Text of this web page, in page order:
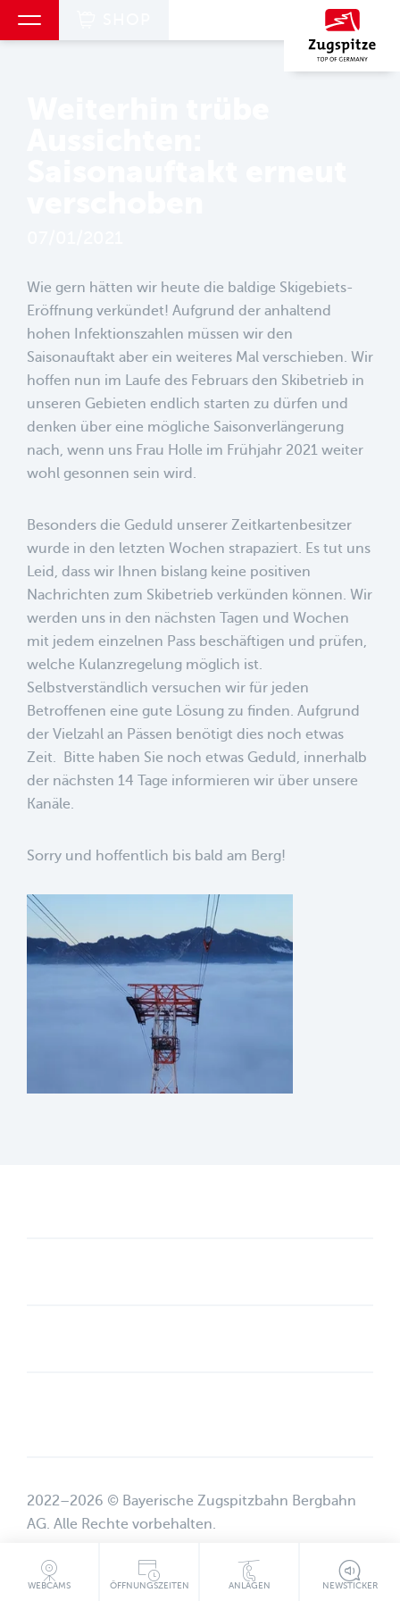
Navigation überspringen
Zum Hauptcontent
Zur Hauptnavigation springen
Weiterhin trübe Aussichten: Saisonauftakt erneut
WEBCAMS ÖFFNUNGSZEITEN ANLAGEN NEWSTICKER
Wie gern hätten wir heute die baldige Skigebiets-
Eröffnung verkündet! Aufgrund der anhaltend
hohen Infektionszahlen müssen wir den
Saisonauftakt aber ein weiteres Mal verschieben. Wir
hoffen nun im Laufe des Februars den Skibetrieb in
unseren Gebieten endlich starten zu dürfen und
denken über eine mögliche Saisonverlängerung
nach, wenn uns Frau Holle im Frühjahr 2021 weiter
wohl gesonnen sein wird.
Besonders die Geduld unserer Zeitkartenbesitzer
wurde in den letzten Wochen strapaziert. Es tut uns
Leid, dass wir Ihnen bislang keine positiven
Nachrichten zum Skibetrieb verkünden können. Wir
werden uns in den nächsten Tagen und Wochen
mit jedem einzelnen Pass beschäftigen und prüfen,
welche Kulanzregelung möglich ist.
Selbstverständlich versuchen wir für jeden
Betroffenen eine gute Lösung zu finden. Aufgrund
der Vielzahl an Pässen benötigt dies noch etwas
Zeit. Bitte haben Sie noch etwas Geduld, innerhalb
der nächsten 14 Tage informieren wir über unsere
Kanäle.
Sorry und hoffentlich bis bald am Berg!
2022–2026 © Bayerische Zugspitzbahn Bergbahn
AG. Alle Rechte vorbehalten.